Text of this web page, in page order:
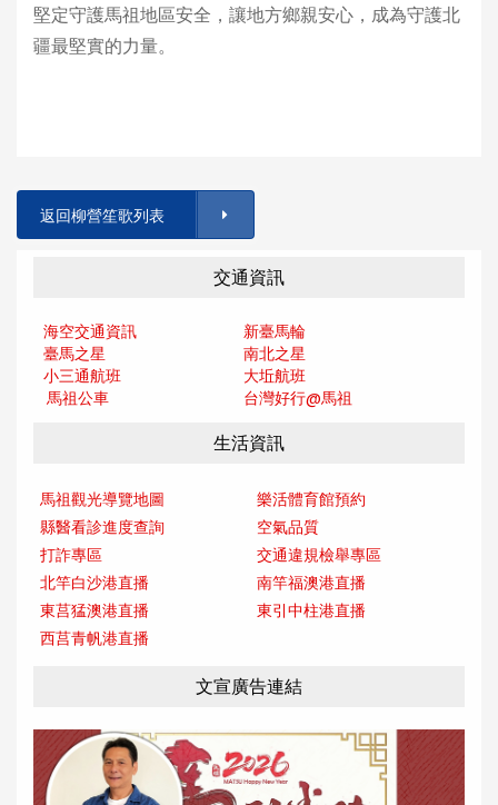
堅定守護馬祖地區安全，讓地方鄉親安心，成為守護北
疆最堅實的力量。
返回柳營笙歌列表
交通資訊
海空交通資訊
新臺馬輪
臺馬之星
南北之星
小三通航班
大坵航班
馬祖公車
台灣好行@馬祖
生活資訊
馬祖觀光導覽地圖
樂活體育館預約
縣醫看診進度查詢
空氣品質
打詐專區
交通違規檢舉專區
北竿白沙港直播
南竿福澳港直播
東莒猛澳港直播
東引中柱港直播
西莒青帆港直播
文宣廣告連結